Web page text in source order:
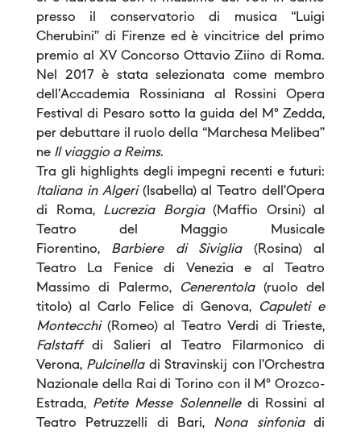
presso il conservatorio di musica “Luigi
Cherubini” di Firenze ed è vincitrice del primo
premio al XV Concorso Ottavio Ziino di Roma.
Nel 2017 è stata selezionata come membro
dell'Accademia Rossiniana al Rossini Opera
Festival di Pesaro sotto la guida del M° Zedda,
per debuttare il ruolo della “Marchesa Melibea”
ne Il viaggio a Reims.
Tra gli highlights degli impegni recenti e futuri:
Italiana in Algeri(Isabella) al Teatro dell’Opera
di Roma, Lucrezia Borgia (Maffio Orsini) al
Teatro del Maggio Musicale
Fiorentino, Barbiere di Siviglia (Rosina) al
Teatro La Fenice di Venezia e al Teatro
Massimo di Palermo,
Cenerentola (ruolo del
titolo) al Carlo Felice di Genova,
Capuleti e
Montecchi (Romeo) al Teatro Verdi di Trieste,
Falstaffdi Salieri al Teatro Filarmonico di
Verona, Pulcinella di Stravinskij con l’Orchestra
Nazionale della Rai di Torino con il M° Orozco-
Estrada, Petite Messe Solennelle di Rossini al
Teatro Petruzzelli di Bari, Nona sinfoniadi